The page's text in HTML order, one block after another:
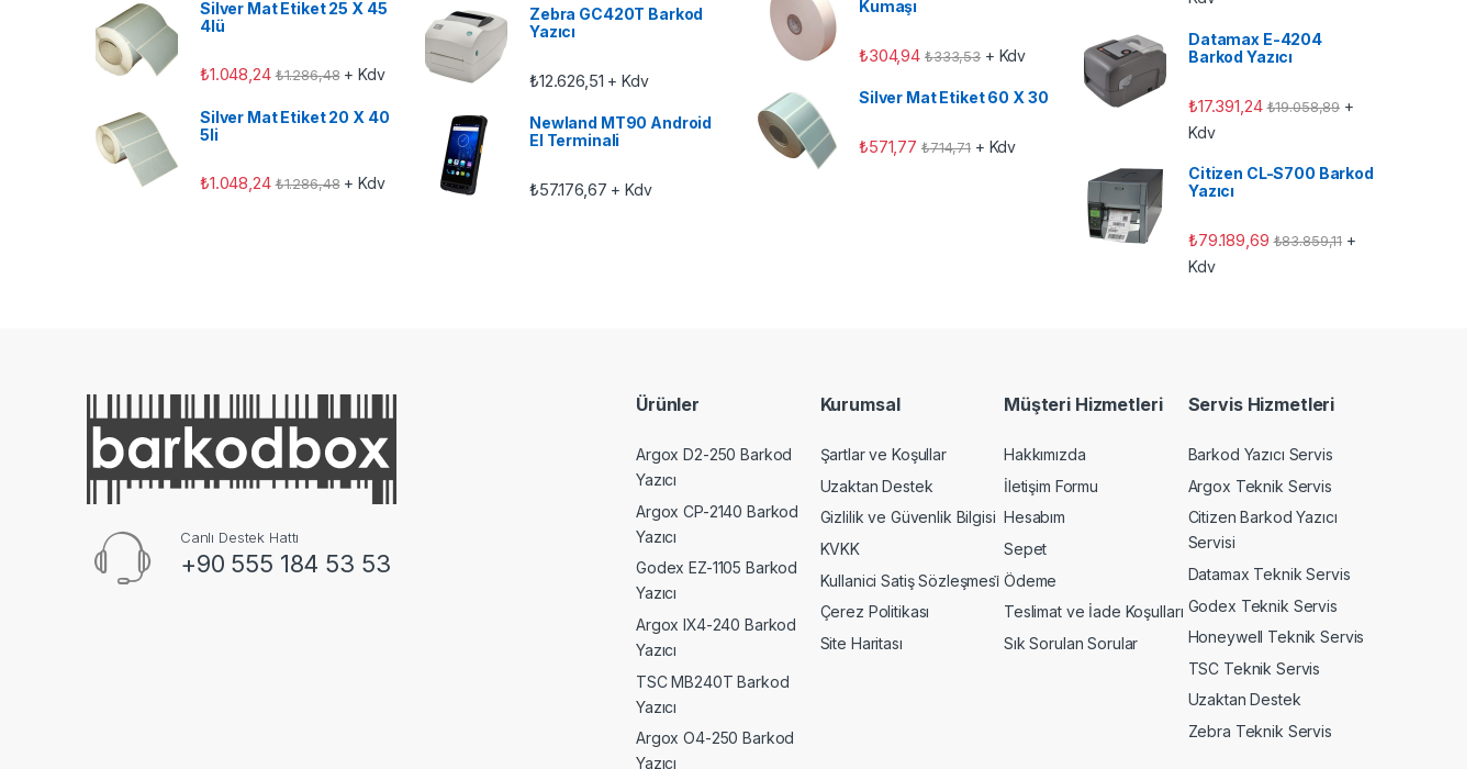
Silver Mat Etiket 25 X 45
4lü
₺1.048,24 ₺1.286,48+ Kdv
Silver Mat Etiket 20 X 40
5li
₺1.048,24 ₺1.286,48+ Kdv
Zebra GC420T Barkod
Yazıcı
₺12.626,51 + Kdv
Newland MT90 Android
El Terminali
₺57.176,67 + Kdv
Kumaşı
₺304,94 ₺333,53+ Kdv
Silver Mat Etiket 60 X 30
₺571,77 ₺714,71+ Kdv
Datamax E-4204
Barkod Yazıcı
₺17.391,24 ₺19.058,89 +
Kdv
Citizen CL-S700 Barkod
Yazıcı
₺79.189,69 ₺83.859,11 +
Kdv
Canlı Destek Hattı
+90 555 184 53 53
Ürünler
Argox D2-250 Barkod
Yazıcı
Argox CP-2140 Barkod
Yazıcı
Godex EZ-1105 Barkod
Yazıcı
Argox IX4-240 Barkod
Yazıcı
TSC MB240T Barkod
Yazıcı
Argox O4-250 Barkod
Yazıcı
Kurumsal
Şartlar ve Koşullar
Uzaktan Destek
Gizlilik ve Güvenlik Bilgisi
KVKK
Kullanici Satiş Sözleşmesi̇
Çerez Politikası
Site Haritası
Müşteri Hizmetleri
Hakkımızda
İletişim Formu
Hesabım
Sepet
Ödeme
Teslimat ve İade Koşulları
Sık Sorulan Sorular
Servis Hizmetleri
Barkod Yazıcı Servis
Argox Teknik Servis
Citizen Barkod Yazıcı
Servisi
Datamax Teknik Servis
Godex Teknik Servis
Honeywell Teknik Servis
TSC Teknik Servis
Uzaktan Destek
Zebra Teknik Servis